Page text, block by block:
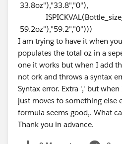
33.8oz"),"33.8","0"),
59.2oz"),"59.2","0")))
I am trying to have it when
populates the total oz in a
one it works but when I add
not ork and throws a syntax
Syntax error. Extra ',' but
just moves to something else
formula seems good,. What
Thank you in advance.